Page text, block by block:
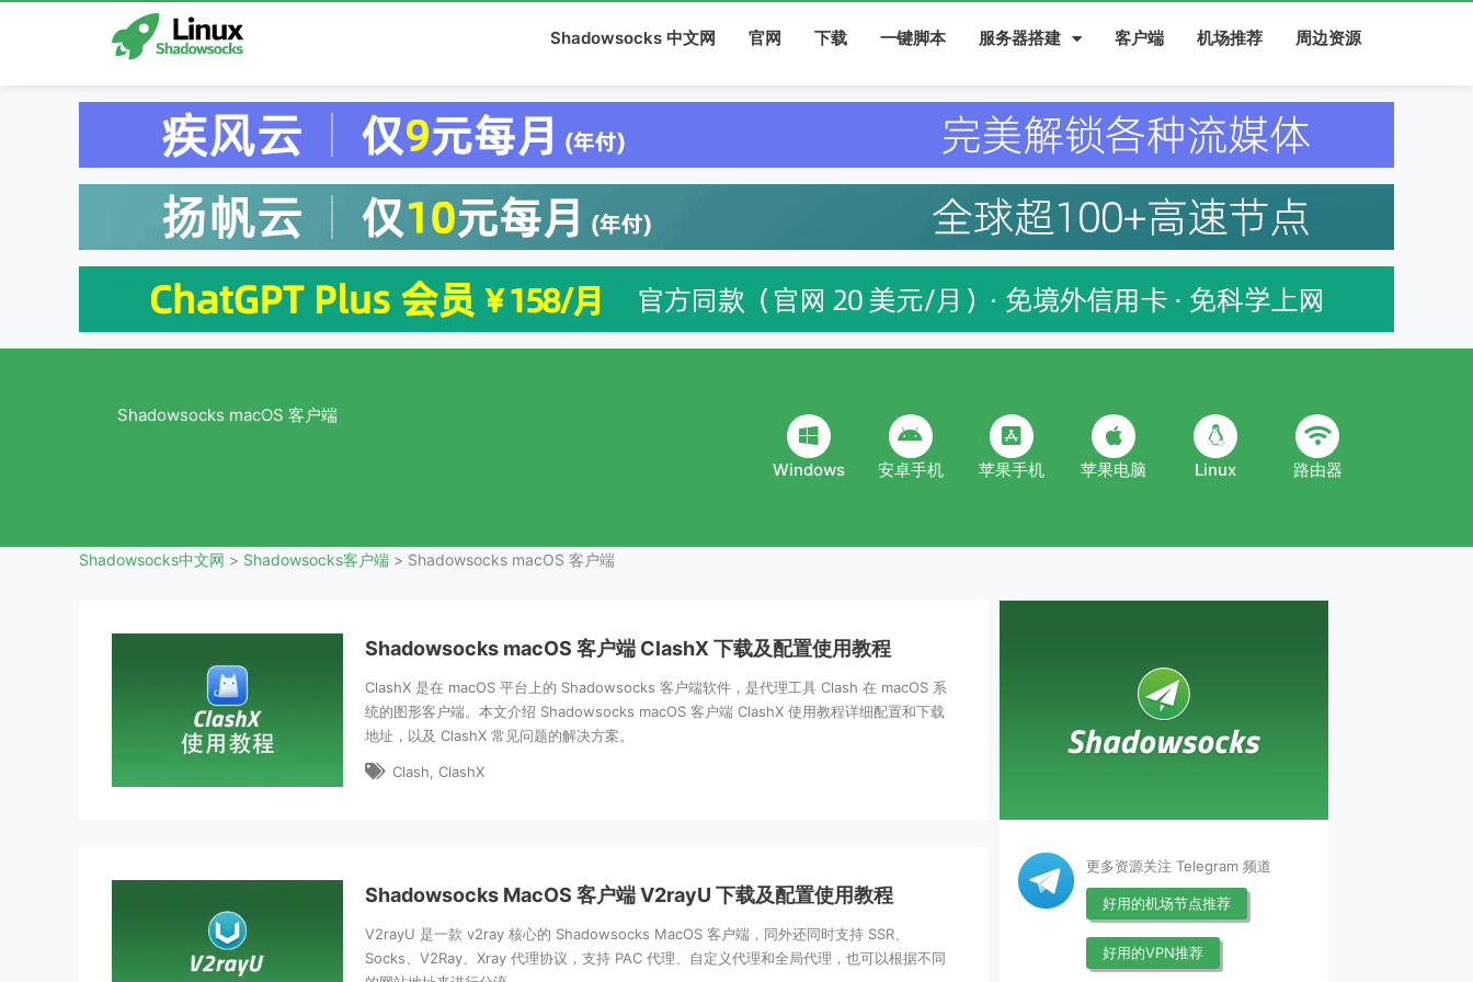
Shadowsocks 中文网 官网 下载 一键脚本 服务器搭建 客户端 机场推荐 周边资源
Shadowsocks macOS 客户端
Windows 安卓手机 苹果手机 苹果电脑 Linux 路由器
Shadowsocks中文网 > Shadowsocks客户端 > Shadowsocks macOS 客户端
Shadowsocks macOS 客户端 ClashX 下载及配置使用教程
ClashX 是在 macOS 平台上的 Shadowsocks 客户端软件，是代理工具 Clash 在 macOS 系
统的图形客户端。本文介绍 Shadowsocks macOS 客户端 ClashX 使用教程详细配置和下载
地址，以及 ClashX 常见问题的解决方案。
Clash ClashX
Shadowsocks MacOS 客户端 V2rayU 下载及配置使用教程
V2rayU 是一款 v2ray 核心的 Shadowsocks MacOS 客户端，同外还同时支持 SSR、
Socks、V2Ray、Xray 代理协议，支持 PAC 代理、自定义代理和全局代理，也可以根据不同
更多资源关注 Telegram 频道
好用的机场节点推荐
好用的VPN推荐